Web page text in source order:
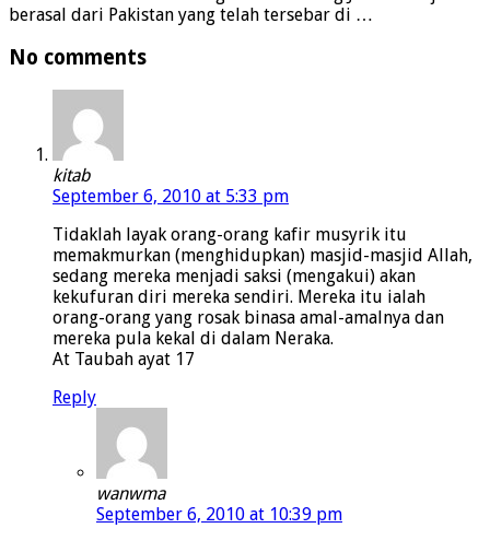
berasal dari Pakistan yang telah tersebar di …
No comments
kitab
September 6, 2010 at 5:33 pm
Tidaklah layak orang-orang kafir musyrik itu
memakmurkan (menghidupkan) masjid-masjid Allah,
sedang mereka menjadi saksi (mengakui) akan
kekufuran diri mereka sendiri. Mereka itu ialah
orang-orang yang rosak binasa amal-amalnya dan
mereka pula kekal di dalam Neraka.
At Taubah ayat 17
Reply
wanwma
September 6, 2010 at 10:39 pm